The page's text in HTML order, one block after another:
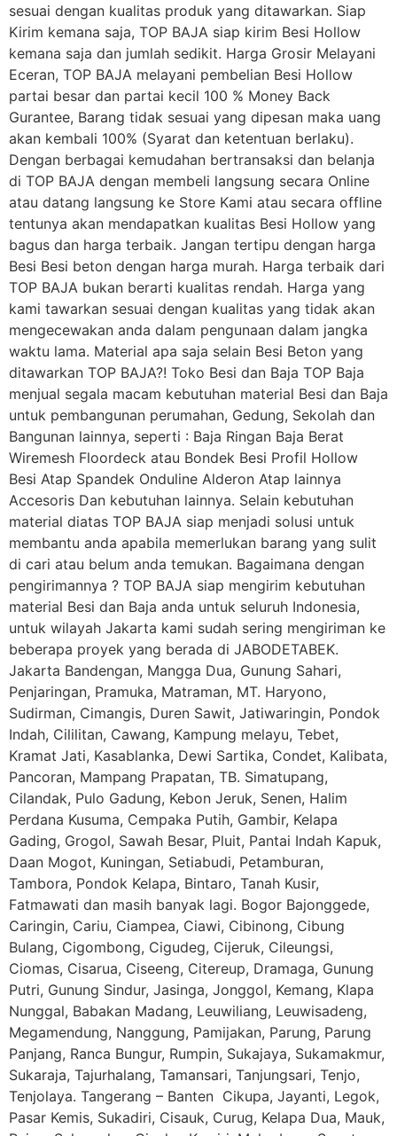
sesuai dengan kualitas produk yang ditawarkan. Siap
Kirim kemana saja, TOP BAJA siap kirim Besi Hollow
kemana saja dan jumlah sedikit. Harga Grosir Melayani
Eceran, TOP BAJA melayani pembelian Besi Hollow
partai besar dan partai kecil 100 % Money Back
Gurantee, Barang tidak sesuai yang dipesan maka uang
akan kembali 100% (Syarat dan ketentuan berlaku).
Dengan berbagai kemudahan bertransaksi dan belanja
di TOP BAJA dengan membeli langsung secara Online
atau datang langsung ke Store Kami atau secara offline
tentunya akan mendapatkan kualitas Besi Hollow yang
bagus dan harga terbaik. Jangan tertipu dengan harga
Besi Besi beton dengan harga murah. Harga terbaik dari
TOP BAJA bukan berarti kualitas rendah. Harga yang
kami tawarkan sesuai dengan kualitas yang tidak akan
mengecewakan anda dalam pengunaan dalam jangka
waktu lama. Material apa saja selain Besi Beton yang
ditawarkan TOP BAJA?! Toko Besi dan Baja TOP Baja
menjual segala macam kebutuhan material Besi dan Baja
untuk pembangunan perumahan, Gedung, Sekolah dan
Bangunan lainnya, seperti : Baja Ringan Baja Berat
Wiremesh Floordeck atau Bondek Besi Profil Hollow
Besi Atap Spandek Onduline Alderon Atap lainnya
Accesoris Dan kebutuhan lainnya. Selain kebutuhan
material diatas TOP BAJA siap menjadi solusi untuk
membantu anda apabila memerlukan barang yang sulit
di cari atau belum anda temukan. Bagaimana dengan
pengirimannya ? TOP BAJA siap mengirim kebutuhan
material Besi dan Baja anda untuk seluruh Indonesia,
untuk wilayah Jakarta kami sudah sering mengiriman ke
beberapa proyek yang berada di JABODETABEK.
Jakarta Bandengan, Mangga Dua, Gunung Sahari,
Penjaringan, Pramuka, Matraman, MT. Haryono,
Sudirman, Cimangis, Duren Sawit, Jatiwaringin, Pondok
Indah, Cililitan, Cawang, Kampung melayu, Tebet,
Kramat Jati, Kasablanka, Dewi Sartika, Condet, Kalibata,
Pancoran, Mampang Prapatan, TB. Simatupang,
Cilandak, Pulo Gadung, Kebon Jeruk, Senen, Halim
Perdana Kusuma, Cempaka Putih, Gambir, Kelapa
Gading, Grogol, Sawah Besar, Pluit, Pantai Indah Kapuk,
Daan Mogot, Kuningan, Setiabudi, Petamburan,
Tambora, Pondok Kelapa, Bintaro, Tanah Kusir,
Fatmawati dan masih banyak lagi. Bogor Bajonggede,
Caringin, Cariu, Ciampea, Ciawi, Cibinong, Cibung
Bulang, Cigombong, Cigudeg, Cijeruk, Cileungsi,
Ciomas, Cisarua, Ciseeng, Citereup, Dramaga, Gunung
Putri, Gunung Sindur, Jasinga, Jonggol, Kemang, Klapa
Nunggal, Babakan Madang, Leuwiliang, Leuwisadeng,
Megamendung, Nanggung, Pamijakan, Parung, Parung
Panjang, Ranca Bungur, Rumpin, Sukajaya, Sukamakmur,
Sukaraja, Tajurhalang, Tamansari, Tanjungsari, Tenjo,
Tenjolaya. Tangerang – Banten Cikupa, Jayanti, Legok,
Pasar Kemis, Sukadiri, Cisauk, Curug, Kelapa Dua, Mauk,